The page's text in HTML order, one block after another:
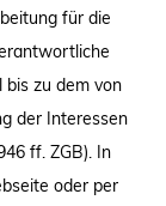
für die
bis zu dem von
der Interessen
ff. ZGB). In
oder per